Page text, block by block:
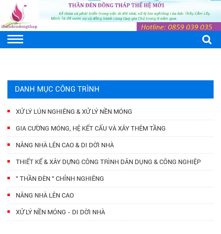
DANH MỤC CÔNG TRÌNH
XỬ LÝ LÚN NGHIÊNG & XỬ LÝ NỀN MÓNG
GIA CƯỜNG MÓNG, HỆ KẾT CẤU VÀ XÂY THÊM TẦNG
NÂNG NHÀ LÊN CAO & DI DỜI NHÀ
THIẾT KẾ & XÂY DỰNG CÔNG TRÌNH DÂN DỤNG & CÔNG NGHIỆP
" THẦN ĐÈN " CHỈNH NGHIÊNG
NÂNG NHÀ LÊN CAO
XỬ LÝ NỀN MÓNG - DI DỜI NHÀ